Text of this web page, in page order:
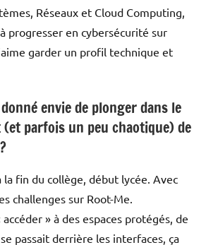
Réseaux et Cloud Computing,
progresser en cybersécurité sur
garder un profil technique et
donné envie de plonger dans le
parfois un peu chaotique) de
la fin du collège, début lycée. Avec
challenges sur Root-Me.
» à des espaces protégés, de
passait derrière les interfaces, ça